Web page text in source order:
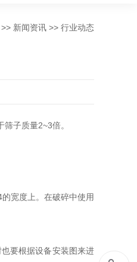
>> 新闻资讯 >> 行业动态
子质量2~3倍。
宽度上。在破碎中使用
要根据设备安装图来进